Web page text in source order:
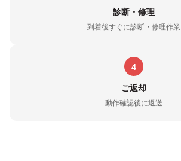
診断・修理
到着後すぐに診断・修理作業
4
ご返却
動作確認後に返送